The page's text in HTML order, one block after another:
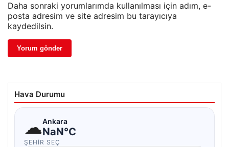
Daha sonraki yorumlarımda kullanılması için adım, e-
posta adresim ve site adresim bu tarayıcıya
kaydedilsin.
Hava Durumu
☁Ankara
NaN°C
ŞEHIR SEÇ